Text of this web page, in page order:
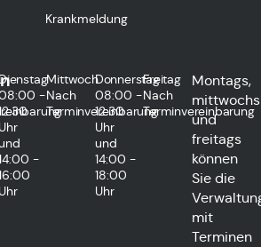
Krankmeldung
-
Uhr
-
Uhr
Mittwoch
Nach
Terminvereinbarung
Donnerstag
08:00 -
12:30
Uhr
und
14:00 -
18:00
Uhr
Freitag
Nach
Terminvereinbarung
Montags,
mittwochs
und
freitags
können
Sie die
mit
Terminen